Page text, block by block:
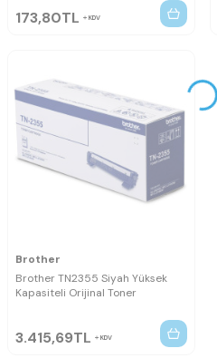
173,80TL KDV
Brother
Brother TN2355 Siyah Yüksek
Kapasiteli Orijinal Toner
3.415,69TL KDV